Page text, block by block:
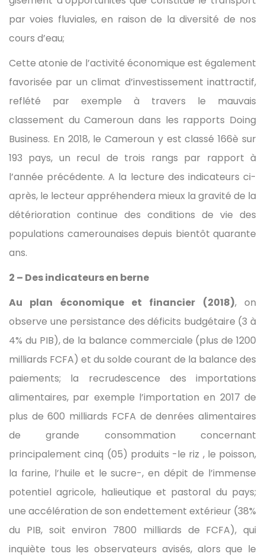
par voies fluviales, en raison de la diversité de nos
cours d’eau;
Cette atonie de l’activité économique est également
favorisée par un climat d’investissement inattractif,
reflété par exemple à travers le mauvais
classement du Cameroun dans les rapports Doing
Business. En 2018, le Cameroun y est classé 166è sur
193 pays, un recul de trois rangs par rapport à
l’année précédente. A la lecture des indicateurs ci-
après, le lecteur appréhendera mieux la gravité de la
détérioration continue des conditions de vie des
populations camerounaises depuis bientôt quarante
ans.
2 – Des indicateurs en berne
Au plan économique et financier (2018), on
observe une persistance des déficits budgétaire (3 à
4% du PIB), de la balance commerciale (plus de 1200
milliards FCFA) et du solde courant de la balance des
paiements; la recrudescence des importations
alimentaires, par exemple l’importation en 2017 de
plus de 600 milliards FCFA de denrées alimentaires
de grande consommation concernant
principalement cinq (05) produits -le riz , le poisson,
la farine, l’huile et le sucre-, en dépit de l’immense
potentiel agricole, halieutique et pastoral du pays;
une accélération de son endettement extérieur (38%
du PIB, soit environ 7800 milliards de FCFA), qui
inquiète tous les observateurs avisés, alors que le